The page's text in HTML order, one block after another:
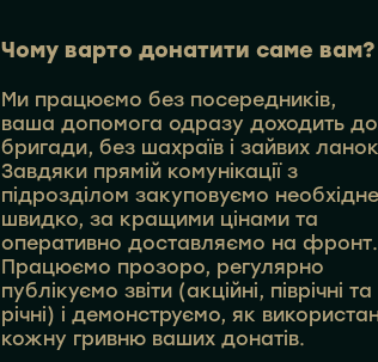
Чому варто донатити саме вам?
Ми працюємо без посередників,
ваша допомога одразу доходить до
бригади, без шахраїв і зайвих
Завдяки прямій комунікації з
підрозділом закуповуємо необхідне
швидко, за кращими цінами та
оперативно доставляємо на фронт.
Працюємо прозоро, регулярно
публікуємо звіти (акційні, піврічні та
річні) і демонструємо, як
кожну гривню ваших донатів.